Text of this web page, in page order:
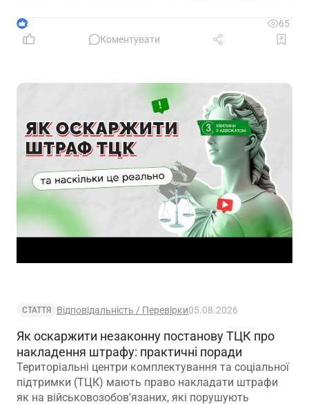
нещасних випадків і низки інших процесів
2
65
Коментувати
СТАТТЯ Відповідальність / Перевірки05.08.2026
Як оскаржити незаконну постанову ТЦК про
накладення штрафу: практичні поради
Територіальні центри комплектування та соціальної
підтримки (ТЦК) мають право накладати штрафи
як на військовозобов'язаних, які порушують